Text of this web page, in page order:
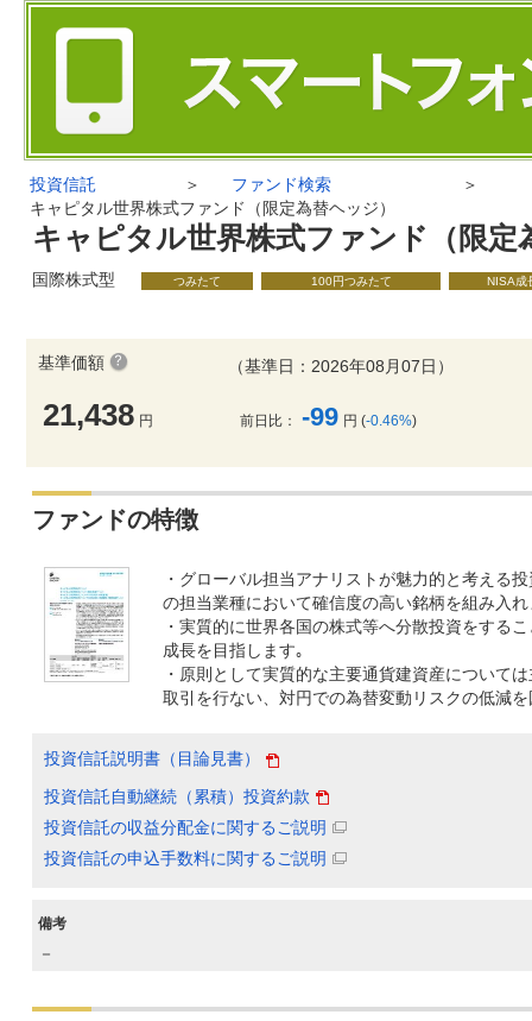
投資信託 ＞ ファンド検索
＞
キャピタル世界株式ファンド（限定為替ヘッジ）
キャピタル世界株式ファンド（限定
国際株式型 つみたて 100円つみたて NISA成
基準価額
21,438 円
（基準日：2026年08月07日）
前日比： -99 円 (-0.46%)
ファンドの特徴
・グローバル担当アナリストが魅力的と考える
の担当業種において確信度の高い銘柄を組み入
・実質的に世界各国の株式等へ分散投資をする
成長を目指します｡
・原則として実質的な主要通貨建資産について
取引を行ない、対円での為替変動リスクの低減
投資信託説明書（目論見書）
投資信託自動継続（累積）投資約款
投資信託の収益分配金に関するご説明
投資信託の申込手数料に関するご説明
備考
－